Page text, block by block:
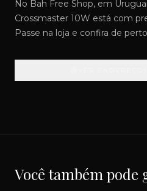
No Bah Free Shop, em
Crossmaster 10W está com
Passe na loja e confira de
Você também pode